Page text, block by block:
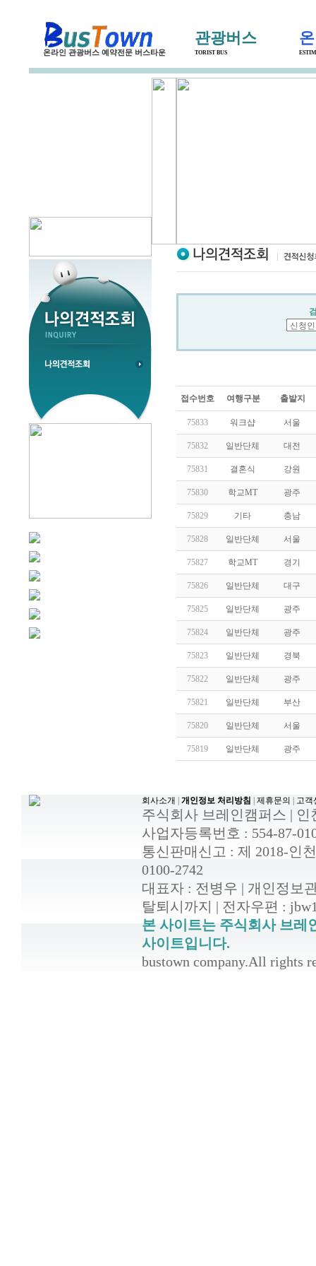
온라인 관광버스 예약전문 버스타운
관광버스
TORIST BUS
접수번호 여행구분 출발지
75833 워크샵 서울
75832 일반단체 대전
75831 결혼식 강원
75830 학교MT 광주
75829 기타 충남
75828 일반단체 서울
75827 학교MT 경기
75826 일반단체 대구
75825 일반단체 광주
75824 일반단체 광주
75823 일반단체 경북
75822 일반단체 광주
75821 일반단체 부산
75820 일반단체 서울
75819 일반단체 광주
회사소개 개인정보 처리방침 제휴문의 고객
주식회사 브레인캠퍼스 | 인
사업자등록번호 : 554-87-
통신판매신고 : 제 2018-인
0100-2742
대표자 : 전병우 | 개인정보
탈퇴시까지 | 전자우편 :
본 사이트는 주식회사 브레
사이트입니다.
bustown company.All rights